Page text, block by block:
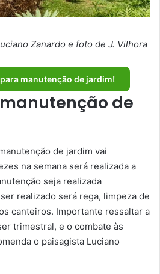
Zanardo e foto de J. Vilhora
manutenção de jardim!
de
de jardim vai
na semana será realizada a
seja realizada
realizado será rega, limpeza de
canteiros. Importante ressaltar a
trimestral, e o combate às
o paisagista Luciano